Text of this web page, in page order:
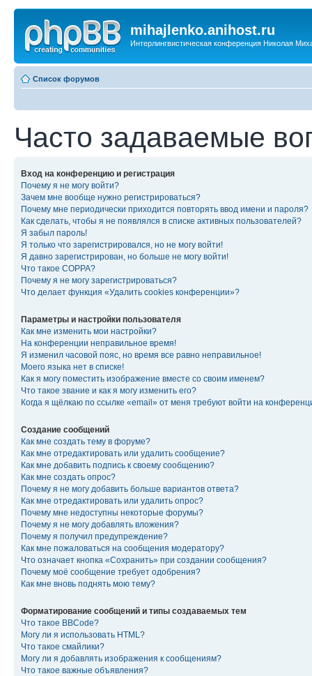
mihajlenko.anihost.ru
Интерлингвистическая конференция Николая
Список форумов
Часто задаваемые
Вход на конференцию и регистрация
Почему я не могу войти?
Зачем мне вообще нужно регистрироваться?
Почему мне периодически приходится повторять ввод имени и пароля?
Как сделать, чтобы я не появлялся в списке активных пользователей?
Я забыл пароль!
Я только что зарегистрировался, но не могу войти!
Я давно зарегистрирован, но больше не могу войти!
Что такое COPPA?
Почему я не могу зарегистрироваться?
Что делает функция «Удалить cookies конференции»?
Параметры и настройки пользователя
Как мне изменить мои настройки?
На конференции неправильное время!
Я изменил часовой пояс, но время все равно неправильное!
Моего языка нет в списке!
Как я могу поместить изображение вместе со своим именем?
Что такое звание и как я могу изменить его?
Когда я щёлкаю по ссылке «email» от меня требуют войти на
Создание сообщений
Как мне создать тему в форуме?
Как мне отредактировать или удалить сообщение?
Как мне добавить подпись к своему сообщению?
Как мне создать опрос?
Почему я не могу добавить больше вариантов ответа?
Как мне отредактировать или удалить опрос?
Почему мне недоступны некоторые форумы?
Почему я не могу добавлять вложения?
Почему я получил предупреждение?
Как мне пожаловаться на сообщения модератору?
Что означает кнопка «Сохранить» при создании сообщения?
Почему моё сообщение требует одобрения?
Как мне вновь поднять мою тему?
Форматирование сообщений и типы создаваемых тем
Что такое BBCode?
Могу ли я использовать HTML?
Что такое смайлики?
Могу ли я добавлять изображения к сообщениям?
Что такое важные объявления?